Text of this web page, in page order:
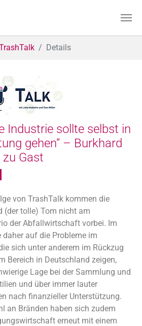
Details
Industrie sollte selbst in
gehen“ – Burkhard
Gast
von TrashTalk kommen die
(der tolle) Tom nicht am
der Abfallwirtschaft vorbei. Im
daher auf die Probleme im
sich unter anderem im Rückzug
Bereich in Deutschland zeigen,
Lage bei der Sammlung und
und über immer lauter
nach finanzieller Unterstützung.
an Bränden haben sich zudem
erneut mit einem